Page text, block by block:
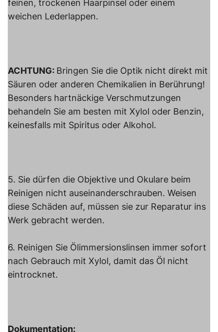
feinen, trockenen Haarpinsel oder einem
weichen Lederlappen.
ACHTUNG: Bringen Sie die Optik nicht direkt mit
Säuren oder anderen Chemikalien in Berührung!
Besonders hartnäckige Verschmutzungen
behandeln Sie am besten mit Xylol oder Benzin,
keinesfalls mit Spiritus oder Alkohol.
5. Sie dürfen die Objektive und Okulare beim
Reinigen nicht auseinanderschrauben. Weisen
diese Schäden auf, müssen sie zur Reparatur ins
Werk gebracht werden.
6. Reinigen Sie Ölimmersionslinsen immer sofort
nach Gebrauch mit Xylol, damit das Öl nicht
eintrocknet.
Dokumentation: